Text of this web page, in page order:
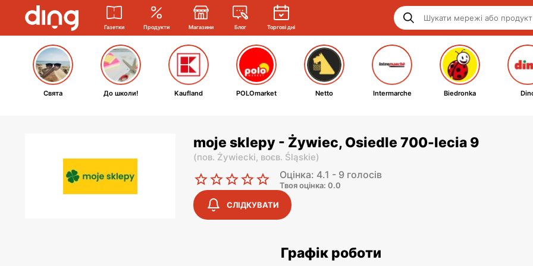
Газетки Продукти Магазини Блог Торгові дні
Свята До школи! Kaufland POLOmarket Netto Intermarche Biedronka
moje sklepy - Żywiec, Osiedle 700-lecia 9
(пов. Żywiecki, воєв. Śląskie)
Оцінка: 4.1 - 9 голосів
Твоя оцінка: 0.0
СЛІДКУВАТИ
Графік роботи